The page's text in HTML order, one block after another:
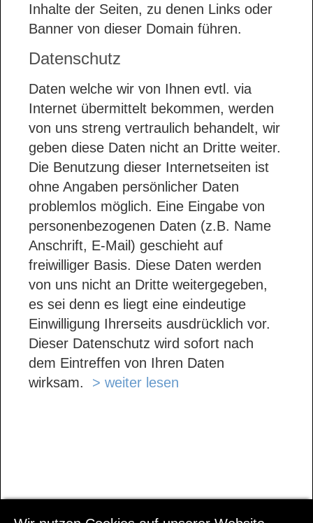
Inhalte der Seiten, zu denen Links oder
Banner von dieser Domain führen.
Datenschutz
Daten welche wir von Ihnen evtl. via
Internet übermittelt bekommen, werden
von uns streng vertraulich behandelt, wir
geben diese Daten nicht an Dritte weiter.
Die Benutzung dieser Internetseiten ist
ohne Angaben persönlicher Daten
problemlos möglich. Eine Eingabe von
personenbezogenen Daten (z.B. Name
Anschrift, E-Mail) geschieht auf
freiwilliger Basis. Diese Daten werden
von uns nicht an Dritte weitergegeben,
es sei denn es liegt eine eindeutige
Einwilligung Ihrerseits ausdrücklich vor.
Dieser Datenschutz wird sofort nach
dem Eintreffen von Ihren Daten
wirksam. > weiter lesen